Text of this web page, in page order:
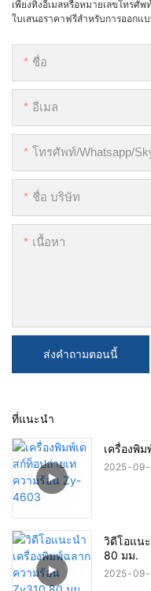
เพียงทิ้งอีเมลหรือหมายเลขโทรศั
ใบเสนอราคาฟรีสำหรับการออกแ
ชื่อ
อีเมล
โทรศัพท์/whatsapp/
ชื่อ บริษัท
เนื้อหา
ส่งคำถามตอนนี้
ที่แนะนำ
เครื่องพิ
2025 09
วิดีโอแน
80 มม.
2025 09